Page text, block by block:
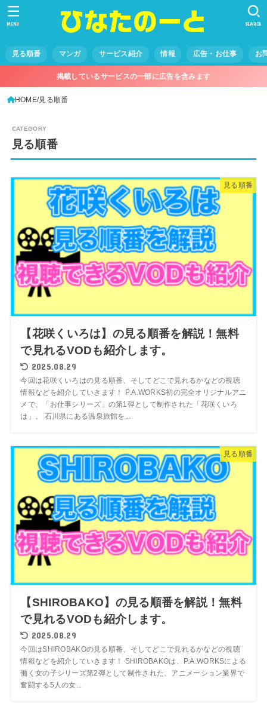
見る順番 マンガ サービス紹介 情報 広告・お仕事 お
SEARCH
MENU
掲載しているサービスの一部に広告を含みます
HOME 見る順番
見る順番
見る順番
【花咲くいろは】の見る順番を解説！無料
で見れるVODも紹介します。
2025.08.29
今回は花咲くいろはの見る順番、そしてどこで見れるかなどの視聴
情報などを紹介していきます！ P.A.WORKS初の完全オリジナルアニ
メで、「お仕事シリーズ」の第1弾として制作された「花咲くいろ
は」。 石川県にある温泉旅館を...
見る順番
【SHIROBAKO】の見る順番を解説！無料
で見れるVODも紹介します。
2025.08.29
今回はSHIROBAKOの見る順番、そしてどこで見れるかなどの視聴
情報などを紹介していきます！ SHIROBAKOは、P.A.WORKSによる
働く女の子シリーズ第2弾として制作された、アニメーション業界で
奮闘する5人の女...